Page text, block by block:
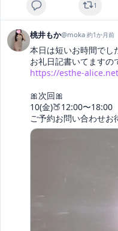
1
桃井もか@moka·約1か月前
本日は短いお時間でし
https://esthe-
🎀次回🎀
10(金)🍑12:00〜18:00
ご予約お問い合わせお